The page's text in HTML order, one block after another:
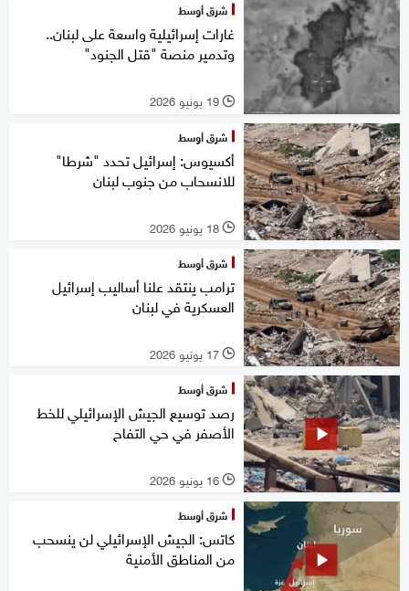
شرق أوسط
غارات إسرائيلية واسعة على لبنان..
وتدمير منصة "قتل الجنود"
l 19 يونيو 2026
شرق أوسط
أكسيوس: إسرائيل تحدد "شرطا"
للانسحاب من جنوب لبنان
l 18 يونيو 2026
شرق أوسط
ترامب ينتقد علنا أساليب إسرائيل
العسكرية في لبنان
l 17 يونيو 2026
شرق أوسط
رصد توسيع الجيش الإسرائيلي للخط
الأصفر في حي التفاح
l 16 يونيو 2026
شرق أوسط
كاتس: الجيش الإسرائيلي لن ينسحب
من المناطق الأمنية